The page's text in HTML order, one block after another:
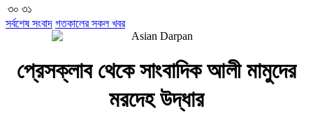
৩০ ৩১
সর্বশেষ সংবাদ গতকালের সকল খবর
প্রেসক্লাব থেকে সাংবাদিক আলী মামুদের
মরদেহ উদ্ধার